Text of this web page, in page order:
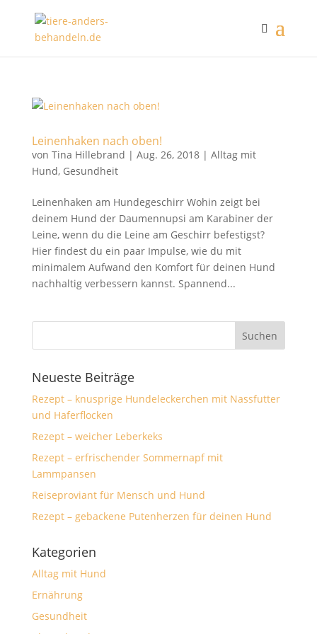
Leinenhaken nach oben!
von Tina Hillebrand | Aug. 26, 2018| Alltag mit
Hund, Gesundheit
Leinenhaken am Hundegeschirr Wohin zeigt bei
deinem Hund der Daumennupsi am Karabiner der
Leine, wenn du die Leine am Geschirr befestigst?
Hier findest du ein paar Impulse, wie du mit
minimalem Aufwand den Komfort für deinen Hund
nachhaltig verbessern kannst. Spannend...
Neueste Beiträge
Rezept – knusprige Hundeleckerchen mit Nassfutter
und Haferflocken
Rezept – weicher Leberkeks
Rezept – erfrischender Sommernapf mit
Lammpansen
Reiseproviant für Mensch und Hund
Rezept – gebackene Putenherzen für deinen Hund
Kategorien
Alltag mit Hund
Ernährung
Gesundheit